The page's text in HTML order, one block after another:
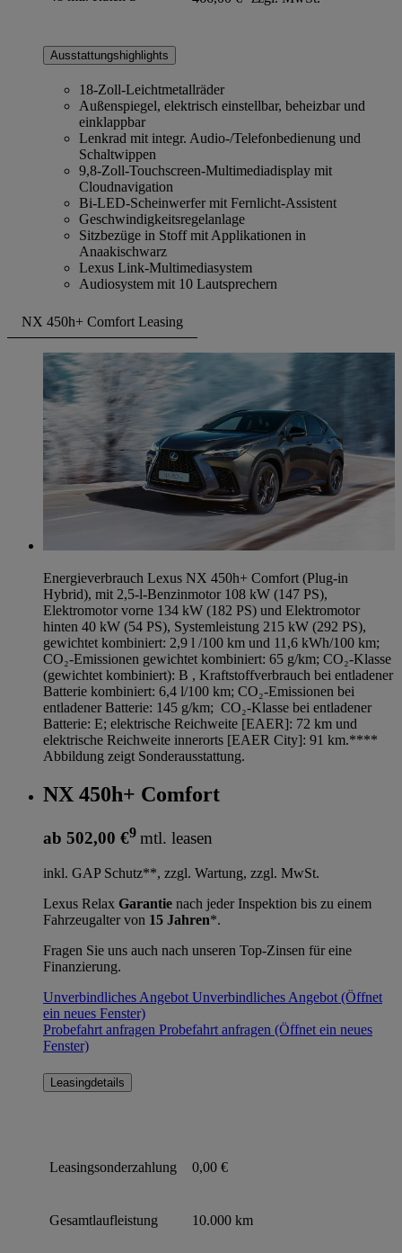
Ausstattungshighlights
18-Zoll-Leichtmetallräder
Außenspiegel, elektrisch einstellbar, beheizbar und
einklappbar
Lenkrad mit integr. Audio-/Telefonbedienung und
Schaltwippen
9,8-Zoll-Touchscreen-Multimediadisplay mit
Cloudnavigation
Bi-LED-Scheinwerfer mit Fernlicht-Assistent
Geschwindigkeitsregelanlage
Sitzbezüge in Stoff mit Applikationen in
Anaakischwarz
Lexus Link-Multimediasystem
Audiosystem mit 10 Lautsprechern
NX 450h+ Comfort Leasing
Energieverbrauch Lexus NX 450h+ Comfort (Plug-in
Hybrid), mit 2,5-l-Benzinmotor 108 kW (147 PS),
Elektromotor vorne 134 kW (182 PS) und Elektromotor
hinten 40 kW (54 PS), Systemleistung 215 kW (292 PS),
gewichtet kombiniert: 2,9 l /100 km und 11,6 kWh/100 km;
CO₂-Emissionen gewichtet kombiniert: 65 g/km; CO₂-Klasse
(gewichtet kombiniert): B , Kraftstoffverbrauch bei entladener
Batterie kombiniert: 6,4 l/100 km; CO₂-Emissionen bei
entladener Batterie: 145 g/km; CO₂-Klasse bei entladener
Batterie: E; elektrische Reichweite [EAER]: 72 km und
elektrische Reichweite innerorts [EAER City]: 91 km.****
Abbildung zeigt Sonderausstattung.
NX 450h+ Comfort
ab 502,00 €9 mtl. leasen
inkl. GAP Schutz**, zzgl. Wartung, zzgl. MwSt.
Lexus Relax Garantie nach jeder Inspektion bis zu einem
Fahrzeugalter von 15 Jahren*.
Fragen Sie uns auch nach unseren Top-Zinsen für eine
Finanzierung.
Unverbindliches Angebot Unverbindliches Angebot (Öffnet
ein neues Fenster)
Probefahrt anfragen Probefahrt anfragen (Öffnet ein neues
Fenster)
Leasingdetails
Leasingsonderzahlung 0,00 €
Gesamtlaufleistung 10.000 km